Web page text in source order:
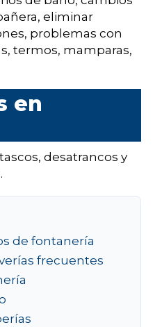
eliminar
problemas con
termos, mamparas,
en
desatrancos y
de fontanería
frecuentes